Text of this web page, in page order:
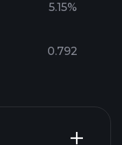
5.15%
0.792